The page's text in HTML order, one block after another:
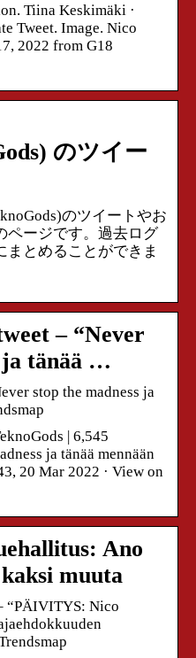
Tiina Keskimäki ·
Tweet. Image. Nico
2022 from G18
のツイー
のツイートやお
ページです。過去ログ
まとめることができま
– “Never
ja tänää …
stop the madness ja
| 6,545
ja tänää mennään
20 Mar 2022 · View on
Ano
muuta
“PÄIVITYS: Nico